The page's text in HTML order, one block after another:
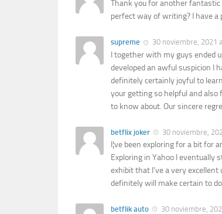
Thank you for another fantastic
perfect way of writing? I have
supreme 30 noviembre, 2021
I together with my guys ended
developed an awful suspicion I
definitely certainly joyful to
your getting so helpful and also
to know about. Our sincere
betflix joker 30 noviembre,
I¦ve been exploring for a bit for
Exploring in Yahoo I eventually
exhibit that I’ve a very
definitely will make certain to
betflik auto 30 noviembre,